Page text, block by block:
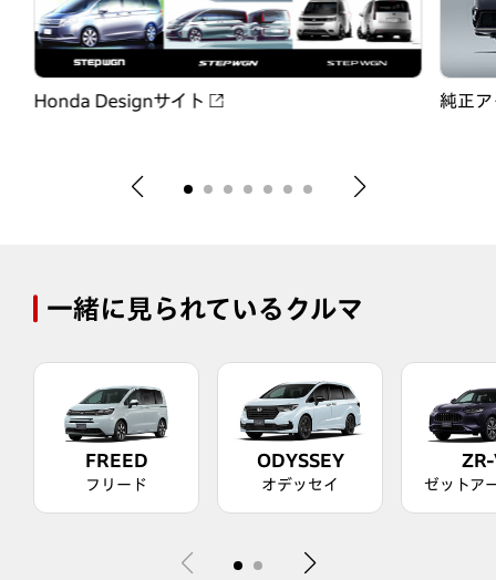
Honda Designサイト 純正
一緒に見られているクルマ
FREED
フリード
ODYSSEY
オデッセイ ゼットア